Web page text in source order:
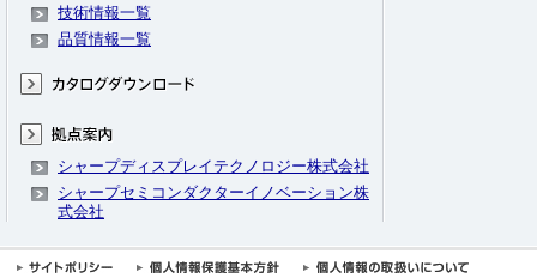
技術情報一覧
品質情報一覧
シャープディスプレイテクノロジー株式会社
シャープセミコンダクターイノベーション株
式会社